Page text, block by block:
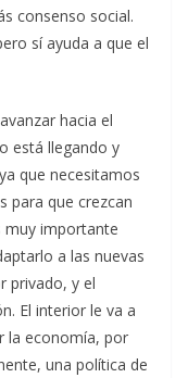
consenso social.
sí ayuda a que el
hacia el
está llegando y
que necesitamos
para que crezcan
muy importante
a las nuevas
privado, y el
El interior le va a
la economía, por
una política de